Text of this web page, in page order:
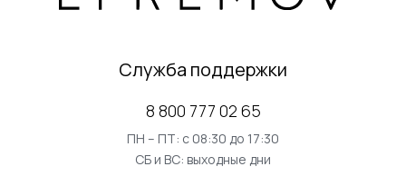
Служба поддержки
8 800 777 02 65
ПН – ПТ: с 08:30 до 17:30
СБ и ВС: выходные дни